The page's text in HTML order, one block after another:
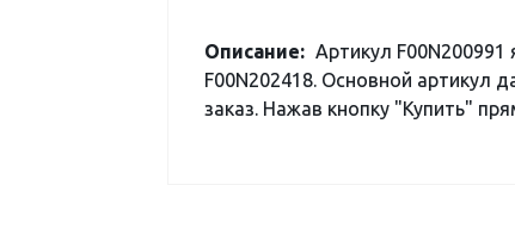
Описание: Артикул
F00N202418. Основной артикул
заказ. Нажав кнопку "Купить"